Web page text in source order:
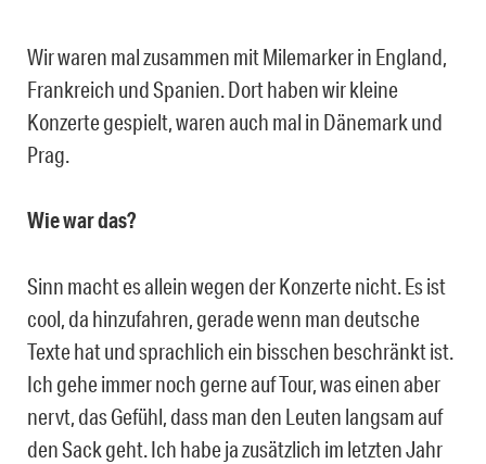
Wir waren mal zusammen mit Milemarker in England,
Frankreich und Spanien. Dort haben wir kleine
Konzerte gespielt, waren auch mal in Dänemark und
Prag.
Wie war das?
Sinn macht es allein wegen der Konzerte nicht. Es ist
cool, da hinzufahren, gerade wenn man deutsche
Texte hat und sprachlich ein bisschen beschränkt ist.
Ich gehe immer noch gerne auf Tour, was einen aber
nervt, das Gefühl, dass man den Leuten langsam auf
den Sack geht. Ich habe ja zusätzlich im letzten Jahr